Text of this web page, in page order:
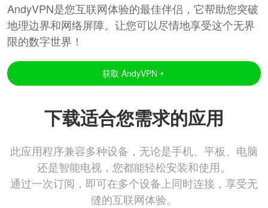
AndyVPN是您互联网体验的最佳伴侣，它帮助您突破
地理边界和网络屏障。让您可以尽情地享受这个无界
限的数字世界！
获取 AndyVPN
下载适合您需求的应用
此应用程序兼容多种设备，无论是手机、平板、电脑
还是智能电视，您都能轻松安装和使用。
通过一次订阅，即可在多个设备上同时连接，享受无
缝的互联网体验。